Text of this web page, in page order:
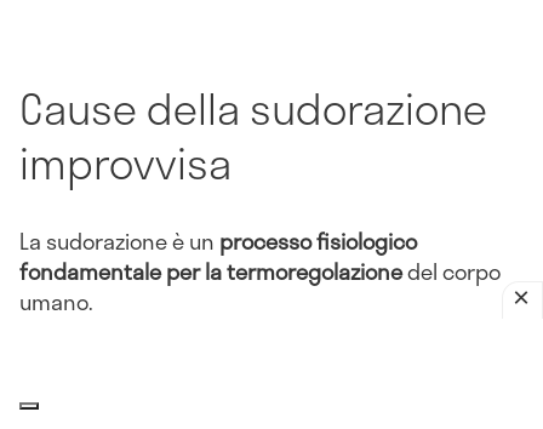
Cause della sudorazione
improvvisa
La sudorazione è un processo fisiologico
fondamentale per la termoregolazionedel corpo
umano.
sudoripare per rilasciare sudore sulla superficie